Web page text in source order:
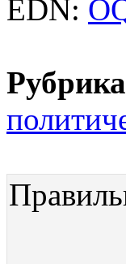
EDN:
Рубрика